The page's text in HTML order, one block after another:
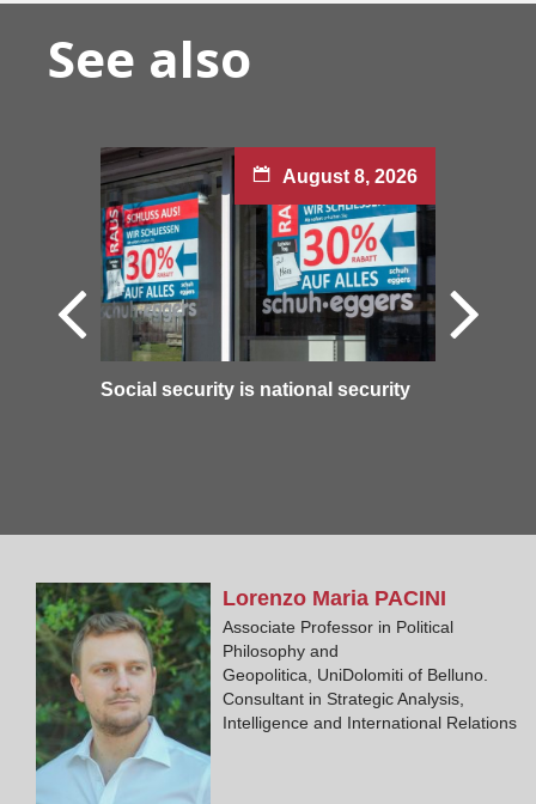
See also
August 8, 2026
Social security is national security
Lorenzo Maria PACINI
Associate Professor in Political
Philosophy and
Geopolitica, UniDolomiti of Belluno.
Consultant in Strategic Analysis,
Intelligence and International Relations